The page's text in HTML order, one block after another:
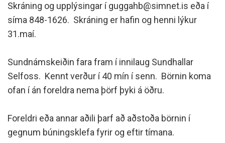
Skráning og upplýsingar í guggahb@simnet.is eða í
síma 848-1626. Skráning er hafin og henni lýkur
31.maí.
Sundnámskeiðin fara fram í innilaug Sundhallar
Selfoss. Kennt verður í 40 mín í senn. Börnin koma
ofan í án foreldra nema þörf þyki á öðru.
Foreldri eða annar aðili þarf að aðstoða börnin í
gegnum búningsklefa fyrir og eftir tímana.